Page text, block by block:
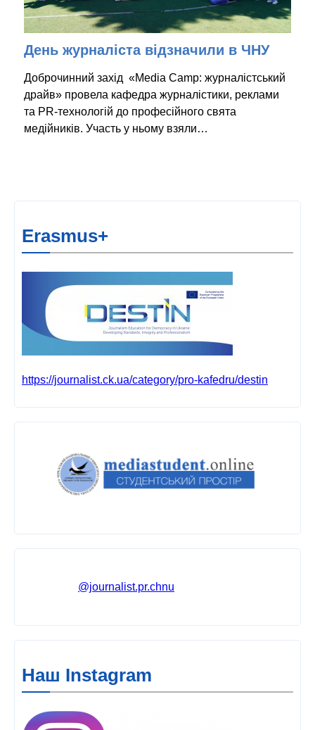
День журналіста відзначили в ЧНУ
Доброчинний захід «Media Camp: журналістський
драйв» провела кафедра журналістики, реклами
та PR-технологій до професійного свята
медійників. Участь у ньому взяли…
Erasmus+
https://journalist.ck.ua/category/pro-kafedru/destin
@journalist.pr.chnu
Наш Instagram